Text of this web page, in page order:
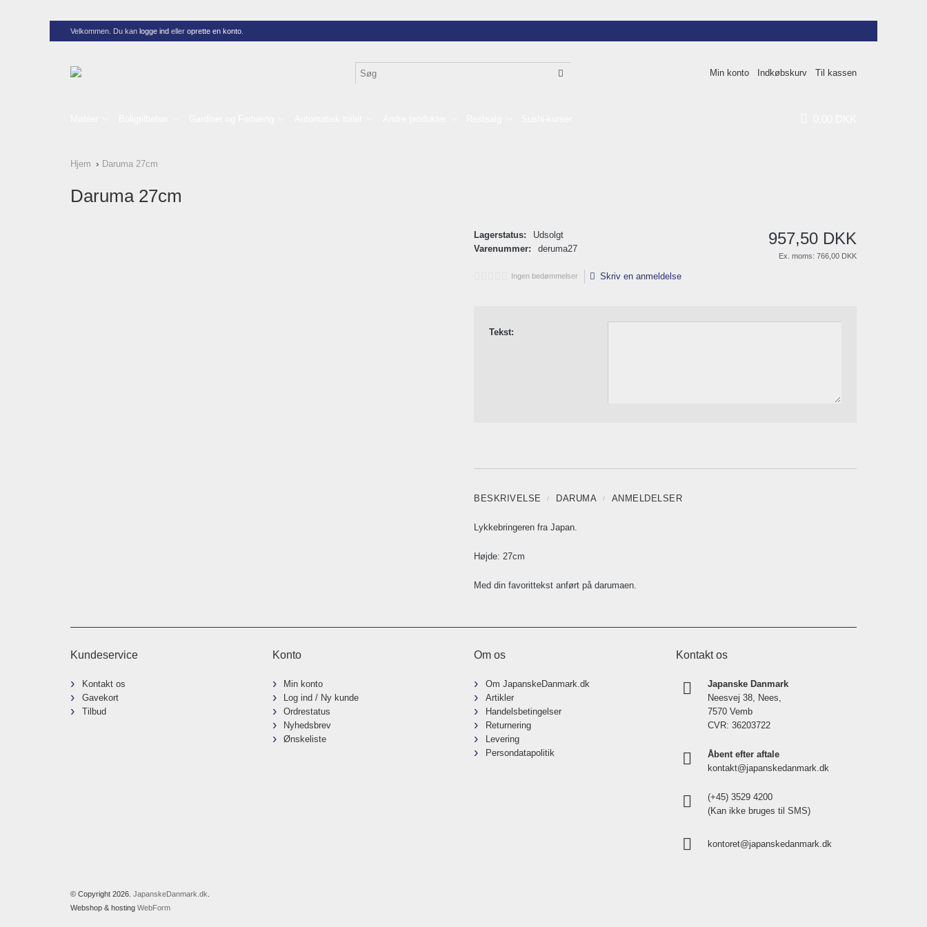
Velkommen. Du kan logge ind eller oprette en konto
Min konto Indkøbskurv Til kassen
Hjem Daruma 27cm
Daruma 27cm
957,50 DKK
Ex. moms: 766,00 DKK
Lagerstatus:
Udsolgt
Varenummer:
deruma27
Ingen bedømmelser Skriv en anmeldelse
Tekst:
BESKRIVELSE DARUMA ANMELDELSER
Lykkebringeren fra Japan.
Højde: 27cm
Med din favorittekst anført på darumaen.
Kundeservice
Kontakt os
Gavekort
Tilbud
Konto
Min konto
Log ind / Ny kunde
Ordrestatus
Nyhedsbrev
Ønskeliste
Om os
Om JapanskeDanmark.dk
Artikler
Handelsbetingelser
Returnering
Levering
Persondatapolitik
Kontakt os
Japanske Danmark
Neesvej 38, Nees,
7570 Vemb
CVR: 36203722
Åbent efter aftale
kontakt@japanskedanmark.dk
(+45) 3529 4200
(Kan ikke bruges til SMS)
kontoret@japanskedanmark.dk
© Copyright 2026. JapanskeDanmark.dk
Webshop & hosting WebForm